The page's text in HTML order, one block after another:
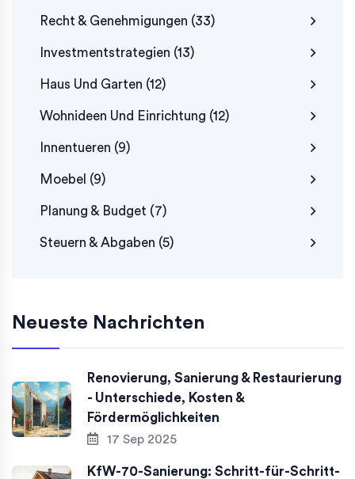
Recht & Genehmigungen (33)
Investmentstrategien (13)
Haus Und Garten (12)
Wohnideen Und Einrichtung (12)
Innentueren (9)
Moebel (9)
Planung & Budget (7)
Steuern & Abgaben (5)
Neueste Nachrichten
Renovierung, Sanierung & Restaurierung
- Unterschiede, Kosten &
Fördermöglichkeiten
17 Sep 2025
KfW-70-Sanierung: Schritt-für-Schritt-